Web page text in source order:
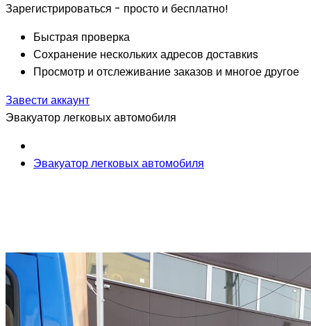
Зарегистрироваться - просто и бесплатно!
Быстрая проверка
Сохранение нескольких адресов доставкиs
Просмотр и отслеживание заказов и многое другое
Завести аккаунт
Эвакуатор легковых автомобиля
Эвакуатор легковых автомобиля